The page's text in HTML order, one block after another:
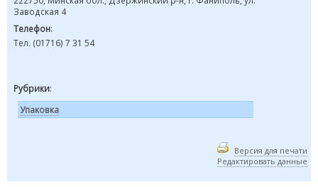
Заводская 4
Телефон:
Тел. (01716) 7 31 54
Рубрики:
Упаковка
Версия для печати
Редактировать данные